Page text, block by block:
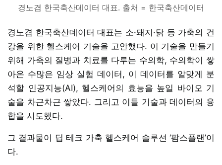
경노겸 한국축산데이터 대표. 출처 = 한국축산데이터
경노겸 한국축산데이터 대표는 소·돼지·닭 등 가축의 건
강을 위한 헬스케어 기술을 고안했다. 이 기술을 만들기
위해 가축의 질병과 치료를 다루는 수의학, 수의학이 쌓
아온 수많은 임상 실험 데이터, 이 데이터를 알맞게 분
석할 인공지능(AI), 헬스케어의 효능을 높일 바이오 기
술을 차근차근 쌓았다. 그리고 이들 기술과 데이터의 융
합을 시도했다.
그 결과물이 딥 테크 가축 헬스케어 솔루션 ‘팜스플랜’이
다.